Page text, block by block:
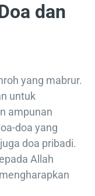
dan
yang mabrur.
untuk
ampunan
doa yang
doa pribadi.
Allah